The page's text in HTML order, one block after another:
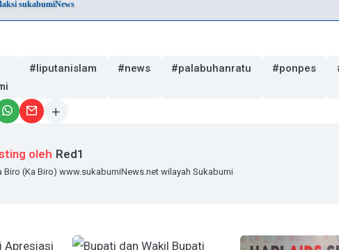
sukabumiNews
#liputanislam #news #palabuhanratu #ponpes
oleh Red1
Biro (Ka Biro) www.sukabumiNews.net wilayah Sukabumi